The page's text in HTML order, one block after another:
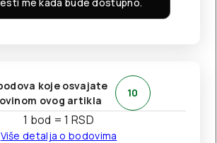
koje osvajate
ovog artikla
10
1 bod = 1 RSD
Više detalja o bodovima